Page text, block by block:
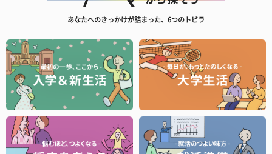
あなたへのきっかけが詰まった、6つのトビラ